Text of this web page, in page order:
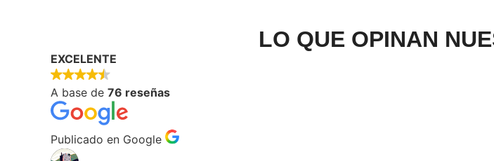
LO QUE OPINAN
EXCELENTE
A base de 76 reseñas
Publicado en Google